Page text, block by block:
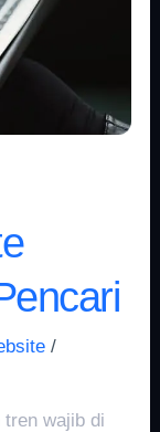
/
wajib di